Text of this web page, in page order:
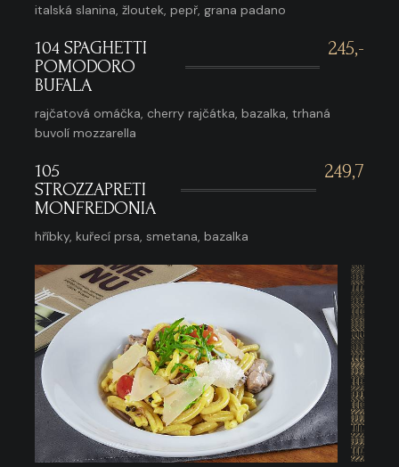
italská slanina, žloutek, pepř, grana padano
104 SPAGHETTI
POMODORO
BUFALA
245,-
rajčatová omáčka, cherry rajčátka, bazalka, trhaná
buvolí mozzarella
105
STROZZAPRETI
MONFREDONIA
249,7
hříbky, kuřecí prsa, smetana, bazalka